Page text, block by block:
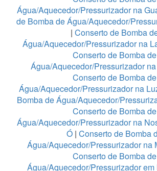
Água/Aquecedor/Pressurizador na
de Bomba de Água/Aquecedor/
| Conserto de Bomba
Água/Aquecedor/Pressurizador na
Conserto de Bomba de
Água/Aquecedor/Pressurizador
Conserto de Bomba de
Água/Aquecedor/Pressurizador na
Bomba de Água/Aquecedor/
Conserto de Bomba de
Água/Aquecedor/Pressurizador na
Ó | Conserto de Bomba
Água/Aquecedor/Pressurizador na
Conserto de Bomba de
Água/Aquecedor/Pressurizador